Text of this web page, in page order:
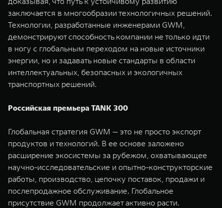
заключается в многообразии технологичных решений.
Технологии, разработанные инженерами GWM,
демонстрируют способность компании не только идти
в ногу с глобальным переходом на новые источники
энергии, но и задавать новые стандарты в области
интеллектуальных, безопасных и экологичных
транспортных решений.
Российская премьера TANK 300
Глобальная стратегия GWM — это не просто экспорт
продуктов и технологий. В ее основе заложено
расширение экосистемы за рубежом, охватывающее
научно-исследовательские и опытно-конструкторские
работы, производство, цепочку поставок, продажи и
послепродажное обслуживание. Глобальное
присутствие GWM продолжает активно расти.